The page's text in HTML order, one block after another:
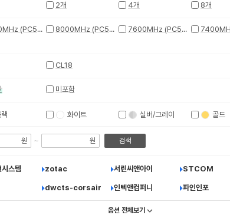
2개 4개 8개
8400MHz (PC5-67200) 8000MHz (PC5-64000) 7600MHz (PC5-60800)
CL18
미포함
화이트 실버/그레이 골드
원 ~ 원 검색
시스템 zotac 서린씨앤아이 STCOM
dwcts-corsair 인텍앤컴퍼니 파인인포
옵션 전체보기